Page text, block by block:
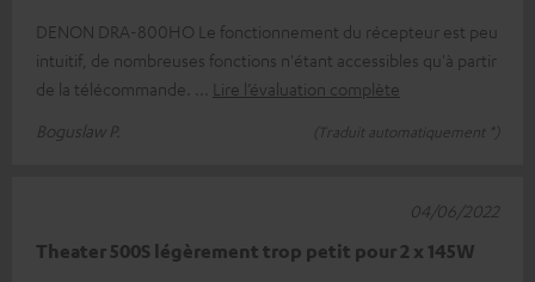
DENON DRA-800HO Le fonctionnement du récepteur est peu
intuitif, de nombreuses fonctions n'étant accessibles qu'à partir
de la télécommande.
Lire l’évaluation complète
Boguslaw P.
(Traduit automatiquement *)
Theater 500S légèrement trop petit pour 2 x 145W
04/06/2022